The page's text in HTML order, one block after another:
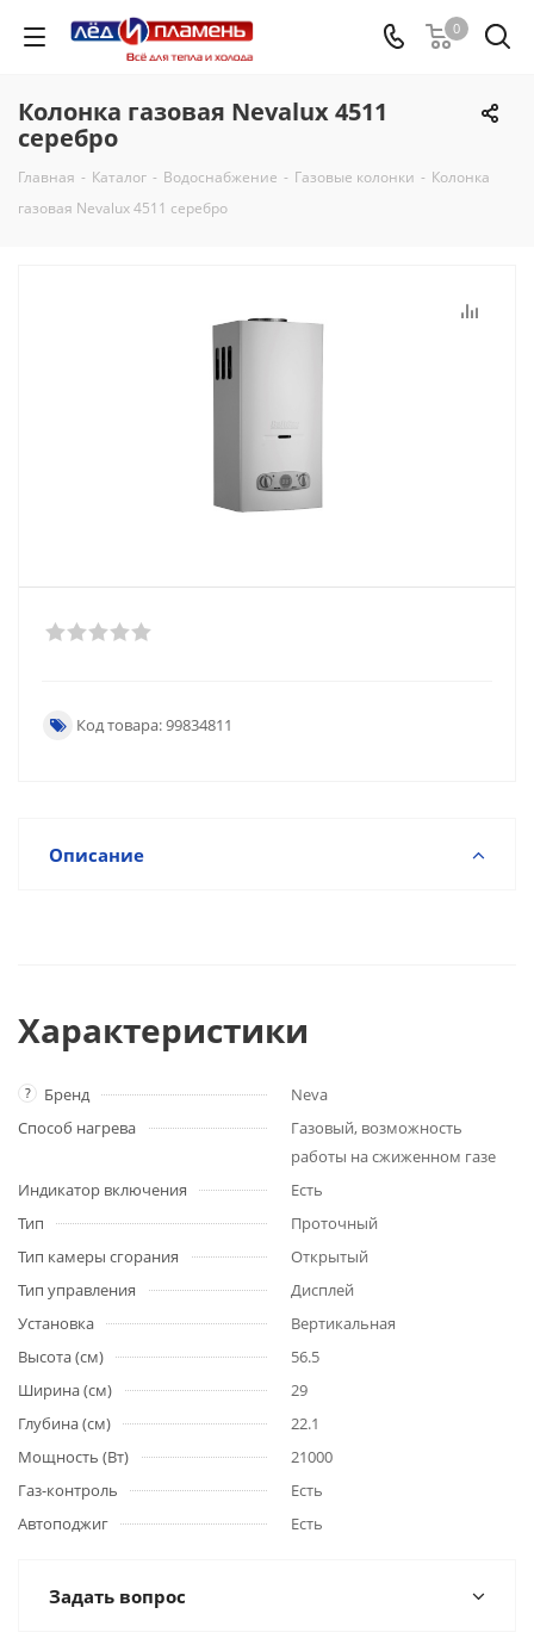
0
Колонка газовая Nevalux 4511
серебро
Главная - Каталог - Водоснабжение - Газовые колонки - Колонка
газовая Nevalux 4511 серебро
Код товара: 99834811
Описание
Характеристики
? Бренд
Neva
Способ нагрева
Газовый, возможность
работы на сжиженном газе
Индикатор включения
Есть
Тип
Проточный
Тип камеры сгорания
Открытый
Тип управления
Дисплей
Установка
Вертикальная
Высота (см)
56.5
Ширина (см)
29
Глубина (см)
22.1
Мощность (Вт)
21000
Газ-контроль
Есть
Автоподжиг
Есть
Задать вопрос